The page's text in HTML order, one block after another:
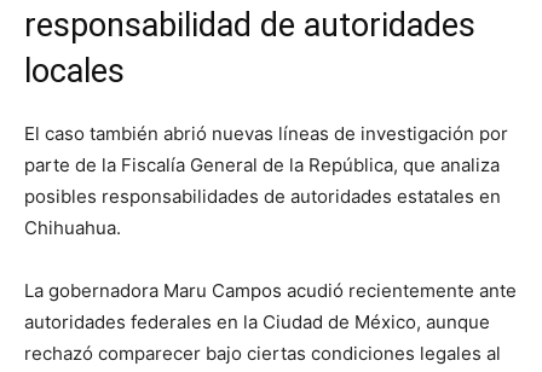
responsabilidad de autoridades
locales
El caso también abrió nuevas líneas de investigación por
parte de la Fiscalía General de la República, que analiza
posibles responsabilidades de autoridades estatales en
Chihuahua.
La gobernadora Maru Campos acudió recientemente ante
autoridades federales en la Ciudad de México, aunque
rechazó comparecer bajo ciertas condiciones legales al